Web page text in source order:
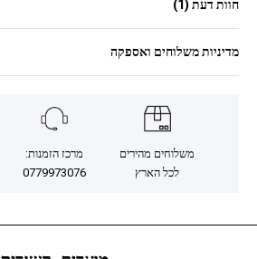
חוות דעת (1)
מדיניות משלוחים ואספקה
משלוחים מהירים
לכל הארץ
מרכז הזמנות:
0779973076